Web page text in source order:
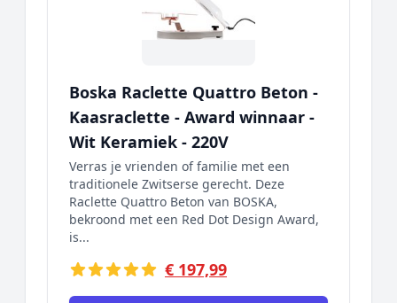
Boska Raclette Quattro Beton -
Kaasraclette - Award winnaar -
Wit Keramiek - 220V
Verras je vrienden of familie met een
traditionele Zwitserse gerecht. Deze
Raclette Quattro Beton van BOSKA,
bekroond met een Red Dot Design Award,
is...
€ 197,99